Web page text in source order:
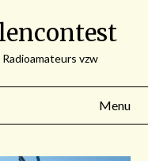
vzw
Menu